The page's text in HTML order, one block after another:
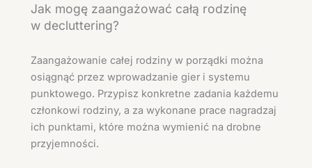
Jak mogę zaangażować całą rodzinę
w decluttering?
Zaangażowanie całej rodziny w porządki można
osiągnąć przez wprowadzanie gier i systemu
punktowego. Przypisz konkretne zadania każdemu
członkowi rodziny, a za wykonane prace nagradzaj
ich punktami, które można wymienić na drobne
przyjemności.